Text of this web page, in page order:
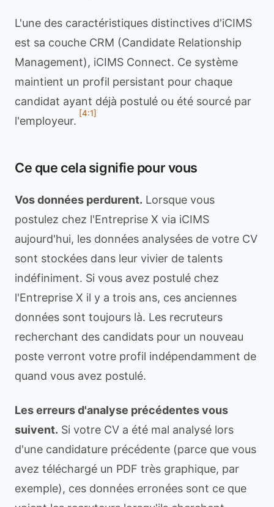
L'une des caractéristiques distinctives d'iCIMS
est sa couche CRM (Candidate Relationship
Management), iCIMS Connect. Ce système
maintient un profil persistant pour chaque
candidat ayant déjà postulé ou été sourcé par
l'employeur.
[4:1]
Ce que cela signifie pour vous
Vos données perdurent. Lorsque vous
postulez chez l'Entreprise X via iCIMS
aujourd'hui, les données analysées de votre CV
sont stockées dans leur vivier de talents
indéfiniment. Si vous avez postulé chez
l'Entreprise X il y a trois ans, ces anciennes
données sont toujours là. Les recruteurs
recherchant des candidats pour un nouveau
poste verront votre profil indépendamment de
quand vous avez postulé.
Les erreurs d'analyse précédentes vous
suivent. Si votre CV a été mal analysé lors
d'une candidature précédente (parce que vous
avez téléchargé un PDF très graphique, par
exemple), ces données erronées sont ce que